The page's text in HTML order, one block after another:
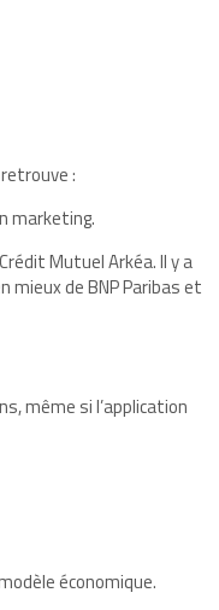
:
marketing.
Mutuel Arkéa. Il y a
mieux de BNP Paribas et
même si l’application
économique.